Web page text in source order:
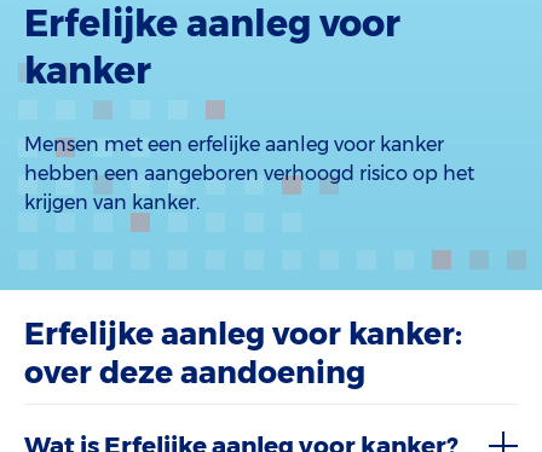
Erfelijke aanleg voor
kanker
Mensen met een erfelijke aanleg voor kanker
hebben een aangeboren verhoogd risico op het
krijgen van kanker.
Erfelijke aanleg voor kanker:
over deze aandoening
Wat is Erfelijke aanleg voor kanker?